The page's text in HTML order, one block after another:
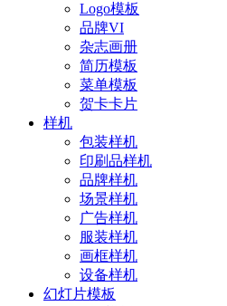
Logo模板
品牌VI
杂志画册
简历模板
菜单模板
贺卡卡片
样机
包装样机
印刷品样机
品牌样机
场景样机
广告样机
服装样机
画框样机
设备样机
幻灯片模板